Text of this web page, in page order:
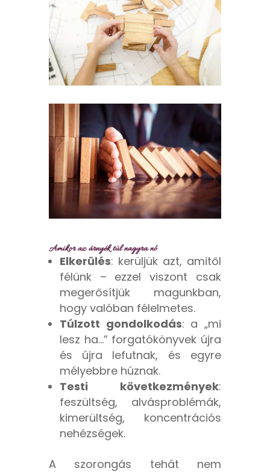
Amikor az árnyék túl nagyra nő
Elkerülés: kerüljük azt, amitől
félünk – ezzel viszont csak
megerősítjük magunkban,
hogy valóban félelmetes.
Túlzott gondolkodás: a „mi
lesz ha…” forgatókönyvek újra
és újra lefutnak, és egyre
mélyebbre húznak.
Testi következmények:
feszültség, alvásproblémák,
kimerültség, koncentrációs
nehézségek.
A szorongás tehát nem